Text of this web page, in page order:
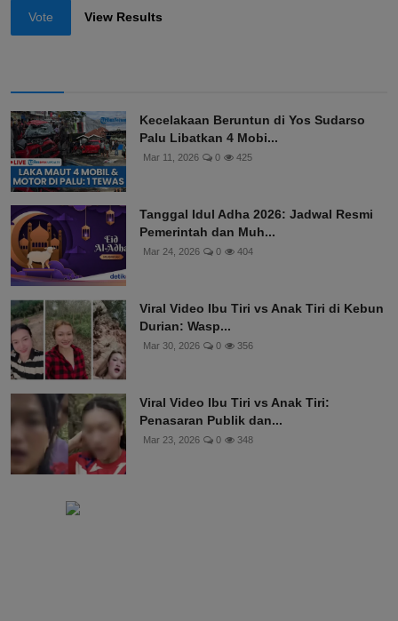
Vote View Results
Kecelakaan Beruntun di Yos Sudarso
Palu Libatkan 4 Mobi...
Mar 11, 2026 0 425
Tanggal Idul Adha 2026: Jadwal Resmi
Pemerintah dan Muh...
Mar 24, 2026 0 404
Viral Video Ibu Tiri vs Anak Tiri di Kebun
Durian: Wasp...
Mar 30, 2026 0 356
Viral Video Ibu Tiri vs Anak Tiri:
Penasaran Publik dan...
Mar 23, 2026 0 348